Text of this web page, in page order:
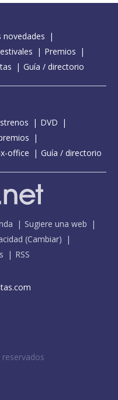
novedades
Premios
Guía / directorio
DVD
office Guía / directorio
Sugiere una web
(Cambiar)
RSS